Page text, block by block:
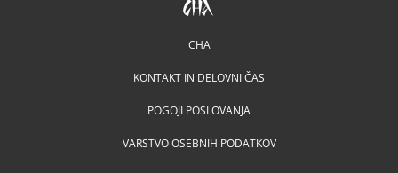
CHA
KONTAKT IN DELOVNI ČAS
POGOJI POSLOVANJA
VARSTVO OSEBNIH PODATKOV